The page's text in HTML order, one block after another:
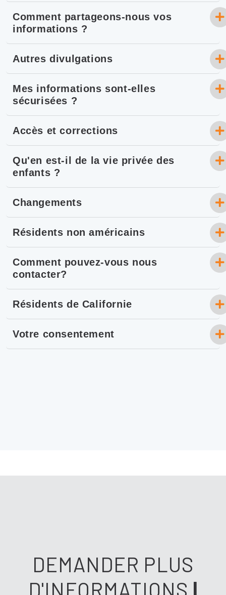
Comment partageons-nous vos
informations ?
Autres divulgations
Mes informations sont-elles
sécurisées ?
Accès et corrections
Qu'en est-il de la vie privée des
enfants ?
Changements
Résidents non américains
Comment pouvez-vous nous
contacter?
Résidents de Californie
Votre consentement
DEMANDER PLUS
D'INFORMATIONS |